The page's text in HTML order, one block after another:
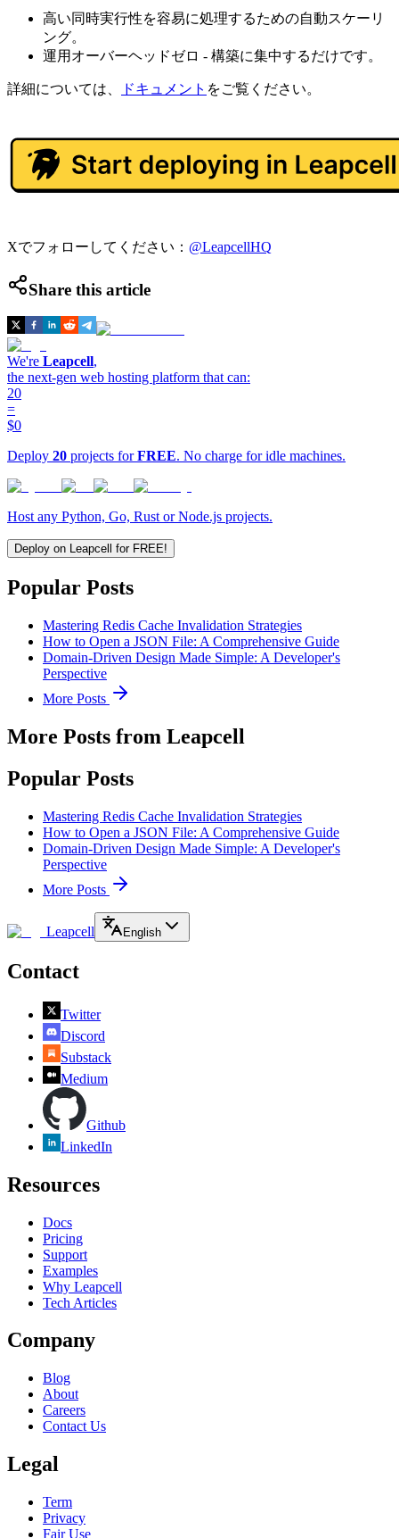
高い同時実行性を容易に処理するための自動スケーリ
ング。
運用オーバーヘッドゼロ - 構築に集中するだけです。
詳細については、 ドキュメント をご覧ください。
Xでフォローしてください： @LeapcellHQ
Share this article
We're Leapcell,
the next-gen web hosting platform that can:
20
=
$0
Deploy 20 projects forFREE. No charge for idle machines.
Host any Python, Go, Rust or Node.js projects.
Deploy on Leapcell for FREE!
Popular Posts
Mastering Redis Cache Invalidation Strategies
How to Open a JSON File: A Comprehensive Guide
Domain-Driven Design Made Simple: A Developer's
Perspective
More Posts
More Posts from Leapcell
Popular Posts
Mastering Redis Cache Invalidation Strategies
How to Open a JSON File: A Comprehensive Guide
Domain-Driven Design Made Simple: A Developer's
Perspective
More Posts
Leapcell English
Contact
Twitter
Discord
Substack
Medium
Github
LinkedIn
Resources
Docs
Pricing
Support
Examples
Why Leapcell
Tech Articles
Company
Blog
About
Careers
Contact Us
Legal
Term
Privacy
Fair Use